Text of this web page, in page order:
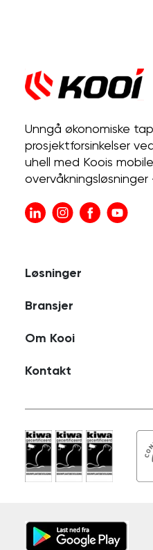
Unngå økonomiske
prosjektforsinkelser
uhell med Koois mobile
Løsninger
Bransjer
Om Kooi
Kontakt